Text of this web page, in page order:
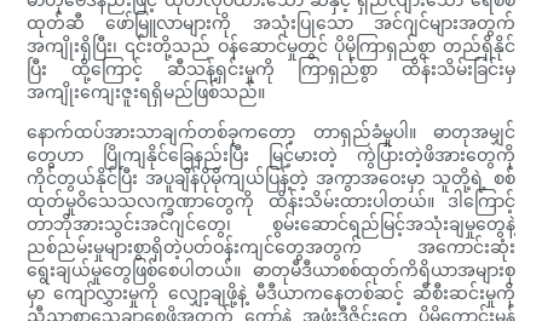
ထုတ်ဆီ ဖော်မြူလာများကို အသုံးပြုသော အင်ဂျင်များအတွက်
အကျိုးရှိပြီး၊ ၎င်းတို့သည် ဝန်ဆောင်မှုတွင် ပိုမိုကြာရှည်စွာ တည်ရှိနိုင်
ပြီး ထို့ကြောင့် ဆီသန့်ရှင်းမှုကို ကြာရှည်စွာ ထိန်းသိမ်းခြင်းမှ
အကျိုးကျေးဇူးရရှိမည်ဖြစ်သည်။
နောက်ထပ်အားသာချက်တစ်ခုကတော့ တာရှည်ခံမှုပါ။ ဓာတုအမျှင်
တွေဟာ ပြိုကျနိုင်ခြေနည်းပြီး မြင့်မားတဲ့ ကွဲပြားတဲ့ဖိအားတွေကို
ကိုင်တွယ်နိုင်ပြီး အပူချိန်ပိုမိုကျယ်ပြန့်တဲ့ အကွာအဝေးမှာ သူတို့ရဲ့ စစ်
ထုတ်မှုဝိသေသလက္ခဏာတွေကို ထိန်းသိမ်းထားပါတယ်။ ဒါကြောင့်
တာဘိုအားသွင်းအင်ဂျင်တွေ၊ စွမ်းဆောင်ရည်မြင့်အသုံးချမှုတွေနဲ့
ညစ်ညမ်းမှုများစွာရှိတဲ့ပတ်ဝန်းကျင်တွေအတွက် အကောင်းဆုံး
ရွေးချယ်မှုတွေဖြစ်စေပါတယ်။ ဓာတုမီဒီယာစစ်ထုတ်ကိရိယာအများစု
မှာ ကျော်လွှားမှုကို လျှော့ချဖို့နဲ့ မီဒီယာကနေတစ်ဆင့် ဆီစီးဆင်းမှုကို
ညီညာစွာသေချာစေဖို့အတွက် ကော်နဲ့ အဖုံးဒီဇိုင်းတွေ ပိုမိုကောင်းမွန်